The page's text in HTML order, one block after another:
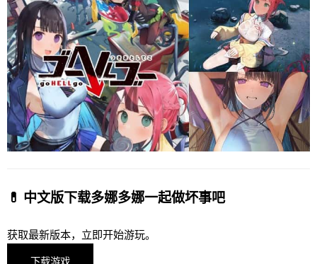
💊 中文版下载多娜多娜一起做坏事吧
获取最新版本，立即开始游玩。